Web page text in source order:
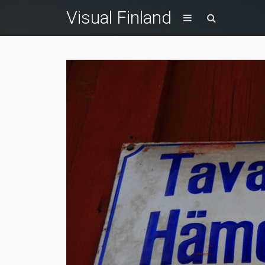
Visual Finland